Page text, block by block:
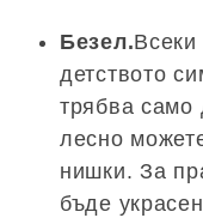
Безел.Всеки
детството
трябва само
лесно
нишки. За
бъде